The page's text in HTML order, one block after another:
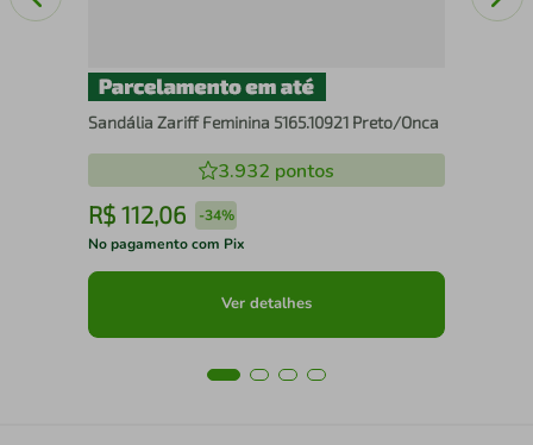
Sandália Zariff Feminina 5165.10921 Preto/Onca
3.932 pontos
R$ 112,06 -34%
No pagamento com Pix
Ver detalhes